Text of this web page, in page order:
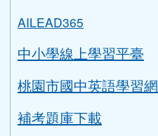
AILEAD365
中小學線上學習平臺
桃園市國中英語學習網
補考題庫下載